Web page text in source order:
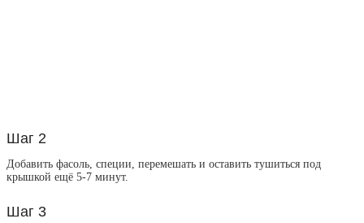
Шаг 2
Добавить фасоль, специи, перемешать и оставить тушиться под
крышкой ещё 5-7 минут.
Шаг 3